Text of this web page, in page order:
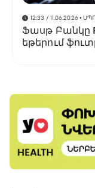
12:33 / 11.06.2026•
Ֆասթ Բանկը
եթերում